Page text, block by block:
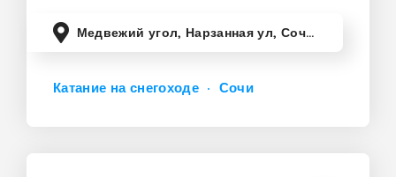
Медвежий угол, Нарзанная ул, Сочи, Краснодарский край, Россия
Катание на снегоходе Сочи